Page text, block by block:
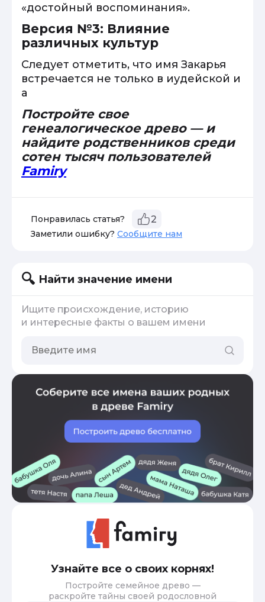
«достойный воспоминания».
Версия №3: Влияние
различных культур
Следует отметить, что имя Закарья
встречается не только в иудейской и
а
Постройте свое
генеалогическое древо — и
найдите родственников среди
сотен тысяч пользователей
Famiry
Понравилась статья? 2
Заметили ошибку? Сообщите нам
Найти значение имени
Ищите происхождение, историю
и интересные факты о вашем имени
Узнайте все о своих корнях!
Постройте семейное древо —
раскройте тайны своей родословной